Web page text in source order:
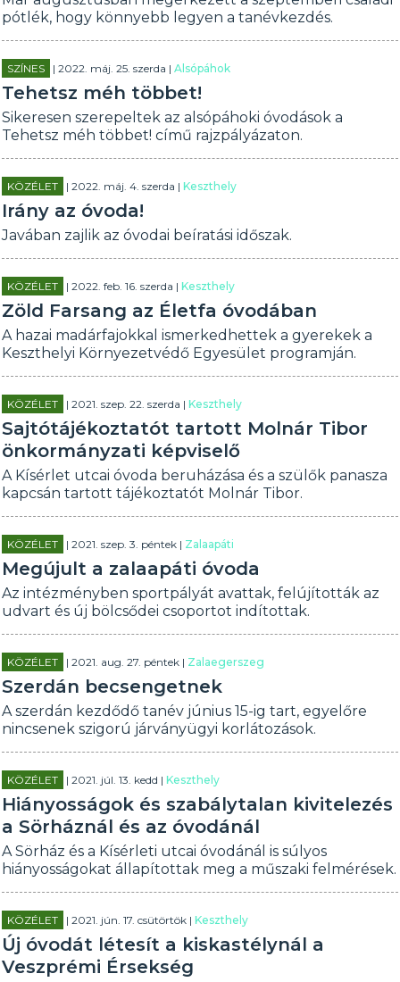
pótlék, hogy könnyebb legyen a tanévkezdés.
SZÍNES | 2022. máj. 25. szerda |Alsópáhok
Tehetsz méh többet!
Sikeresen szerepeltek az alsópáhoki óvodások a
Tehetsz méh többet! című rajzpályázaton.
KÖZÉLET | 2022. máj. 4. szerda |Keszthely
Irány az óvoda!
Javában zajlik az óvodai beíratási időszak.
KÖZÉLET | 2022. feb. 16. szerda |Keszthely
Zöld Farsang az Életfa óvodában
A hazai madárfajokkal ismerkedhettek a gyerekek a
Keszthelyi Környezetvédő Egyesület programján.
KÖZÉLET | 2021. szep. 22. szerda |Keszthely
Sajtótájékoztatót tartott Molnár Tibor
önkormányzati képviselő
A Kísérlet utcai óvoda beruházása és a szülők panasza
kapcsán tartott tájékoztatót Molnár Tibor.
KÖZÉLET | 2021. szep. 3. péntek | Zalaapáti
Megújult a zalaapáti óvoda
Az intézményben sportpályát avattak, felújították az
udvart és új bölcsődei csoportot indítottak.
KÖZÉLET | 2021. aug. 27. péntek | Zalaegerszeg
Szerdán becsengetnek
A szerdán kezdődő tanév június 15-ig tart, egyelőre
nincsenek szigorú járványügyi korlátozások.
KÖZÉLET | 2021. júl. 13. kedd |Keszthely
Hiányosságok és szabálytalan kivitelezés
a Sörháznál és az óvodánál
A Sörház és a Kísérleti utcai óvodánál is súlyos
hiányosságokat állapítottak meg a műszaki felmérések.
KÖZÉLET | 2021. jún. 17. csütörtök |Keszthely
Új óvodát létesít a kiskastélynál a
Veszprémi Érsekség